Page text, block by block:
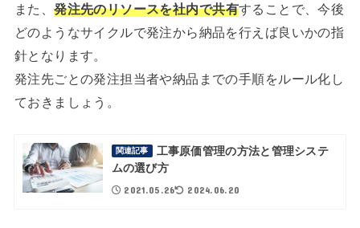
また、発注先のリソースを社内で共有することで、今後
どのようなサイクルで発注から納品を行えば良いかの指
針となります。
発注先ごとの発注担当者や納品までの手順をルール化し
ておきましょう。
関連記事
工事原価管理の方法と管理システ
ムの選び方
2021.05.26 2024.06.20